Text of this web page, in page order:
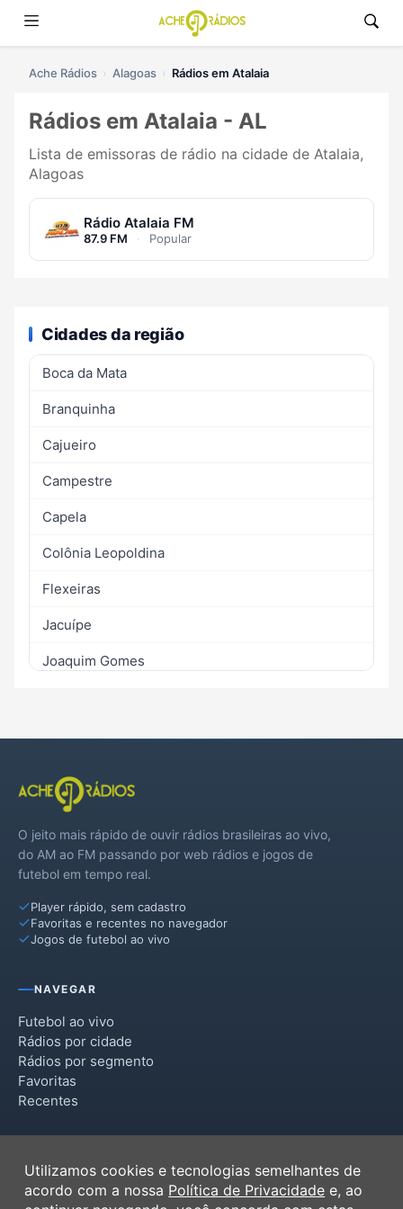
Ache Rádios Alagoas Rádios em Atalaia
Rádios em Atalaia - AL
Lista de emissoras de rádio na cidade de Atalaia,
Alagoas
Rádio Atalaia FM
87.9 FM · Popular
Cidades da região
Boca da Mata
Branquinha
Cajueiro
Campestre
Capela
Colônia Leopoldina
Flexeiras
Jacuípe
Joaquim Gomes
Messias
Murici
Novo Lino
Pilar
Pindoba
Porto Calvo
São Luís do Quitunde
O jeito mais rápido de ouvir rádios brasileiras ao vivo,
do AM ao FM passando por web rádios e jogos de
futebol em tempo real.
Player rápido, sem cadastro
Favoritas e recentes no navegador
Jogos de futebol ao vivo
NAVEGAR
Futebol ao vivo
Rádios por cidade
Rádios por segmento
Favoritas
Recentes
Termos de Uso
Política de Privacidade
Utilizamos cookies e tecnologias semelhantes de
acordo com a nossa Política de Privacidade e, ao